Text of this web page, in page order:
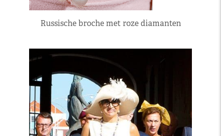
Russische broche met roze diamanten